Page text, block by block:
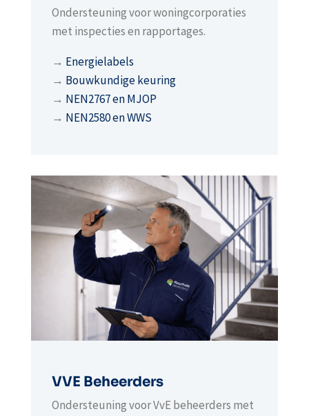
Ondersteuning voor woningcorporaties
met inspecties en rapportages.
→ Energielabels
→ Bouwkundige keuring
→ NEN2767 en MJOP
→ NEN2580 en WWS
VVE Beheerders
Ondersteuning voor VvE beheerders met